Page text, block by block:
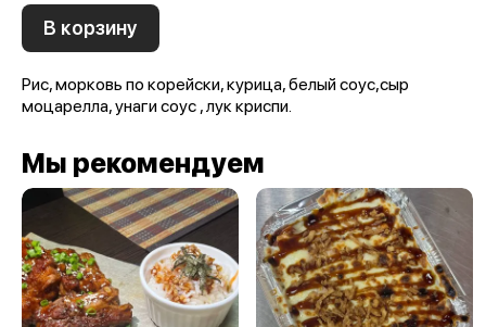
В корзину
Рис, морковь по корейски, курица, белый соус,сыр
моцарелла, унаги соус , лук криспи.
Мы рекомендуем